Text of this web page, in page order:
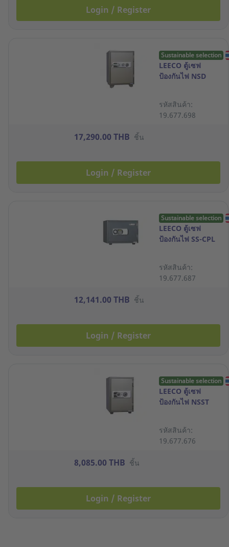
Login / Register
Sustainable selection
LEECO ตู้เซฟ
ป้องกันไฟ NSD
รหัสสินค้า:
19.677.698
17,290.00 THB ชิ้น
Login / Register
Sustainable selection
LEECO ตู้เซฟ
ป้องกันไฟ SS-CPL
รหัสสินค้า:
19.677.687
12,141.00 THB ชิ้น
Login / Register
Sustainable selection
LEECO ตู้เซฟ
ป้องกันไฟ NSST
รหัสสินค้า:
19.677.676
8,085.00 THB ชิ้น
Login / Register